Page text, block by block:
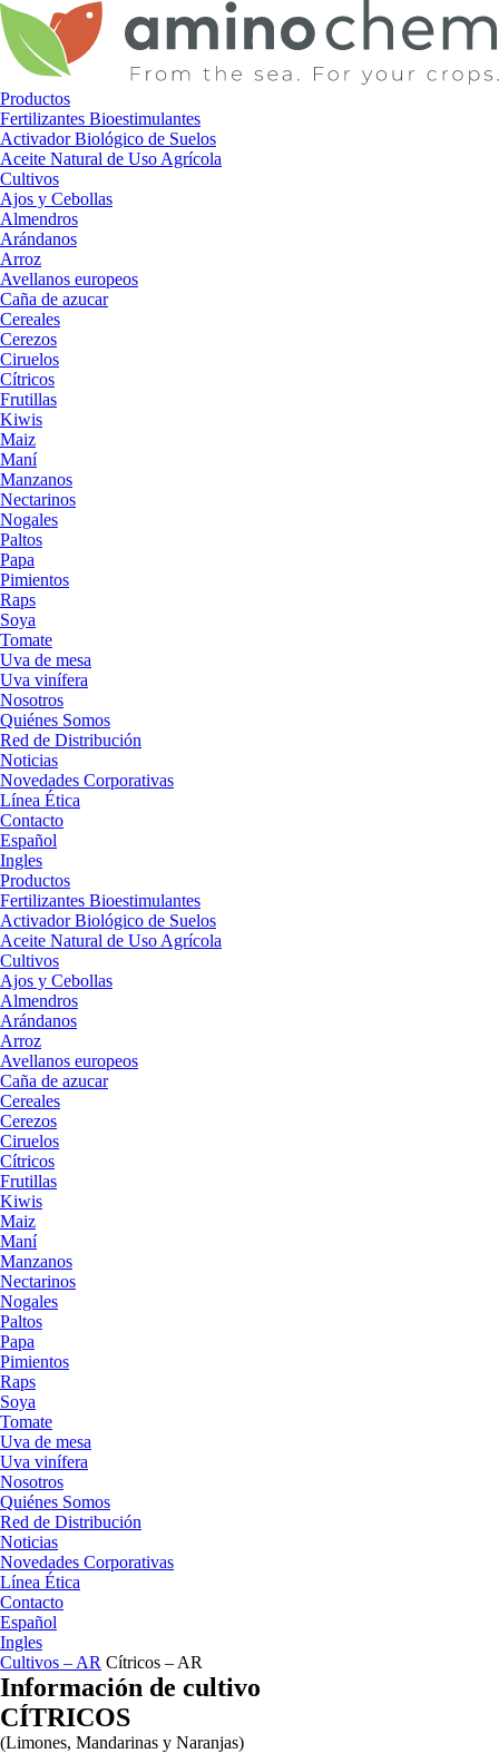
Ir
al
contenido
Productos
Fertilizantes Bioestimulantes
Activador Biológico de Suelos
Aceite Natural de Uso Agrícola
Cultivos
Ajos y Cebollas
Almendros
Arándanos
Arroz
Avellanos europeos
Caña de azucar
Cereales
Cerezos
Ciruelos
Cítricos
Frutillas
Kiwis
Maiz
Maní
Manzanos
Nectarinos
Nogales
Paltos
Papa
Pimientos
Raps
Soya
Tomate
Uva de mesa
Uva vinífera
Nosotros
Quiénes Somos
Red de Distribución
Noticias
Novedades Corporativas
Línea Ética
Contacto
Español
Ingles
Productos
Fertilizantes Bioestimulantes
Activador Biológico de Suelos
Aceite Natural de Uso Agrícola
Cultivos
Ajos y Cebollas
Almendros
Arándanos
Arroz
Avellanos europeos
Caña de azucar
Cereales
Cerezos
Ciruelos
Cítricos
Frutillas
Kiwis
Maiz
Maní
Manzanos
Nectarinos
Nogales
Paltos
Papa
Pimientos
Raps
Soya
Tomate
Uva de mesa
Uva vinífera
Nosotros
Quiénes Somos
Red de Distribución
Noticias
Novedades Corporativas
Línea Ética
Contacto
Español
Ingles
Cultivos – AR Cítricos – AR
Información de cultivo
CÍTRICOS
(Limones, Mandarinas y Naranjas)